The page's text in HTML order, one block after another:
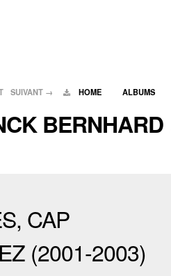
HOME ALBUMS
SUIVANT →
BERNHARD
CAP
(2001-2003)